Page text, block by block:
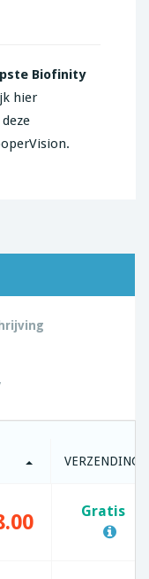
Biofinity
hier
VERZENDING
Gratis